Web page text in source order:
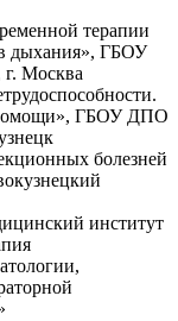
терапии
дыхания», ГБОУ
Москва
помощи», ГБОУ ДПО
болезней
институт